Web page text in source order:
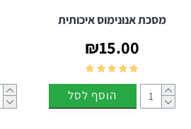
מסכת אנונימוס איכותית
₪15.00
הוסף לסל